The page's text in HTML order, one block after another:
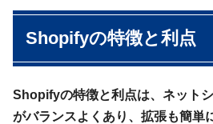
Shopifyの特徴と利点
Shopifyの特徴と利点は、ネット
がバランスよくあり、拡張も簡単